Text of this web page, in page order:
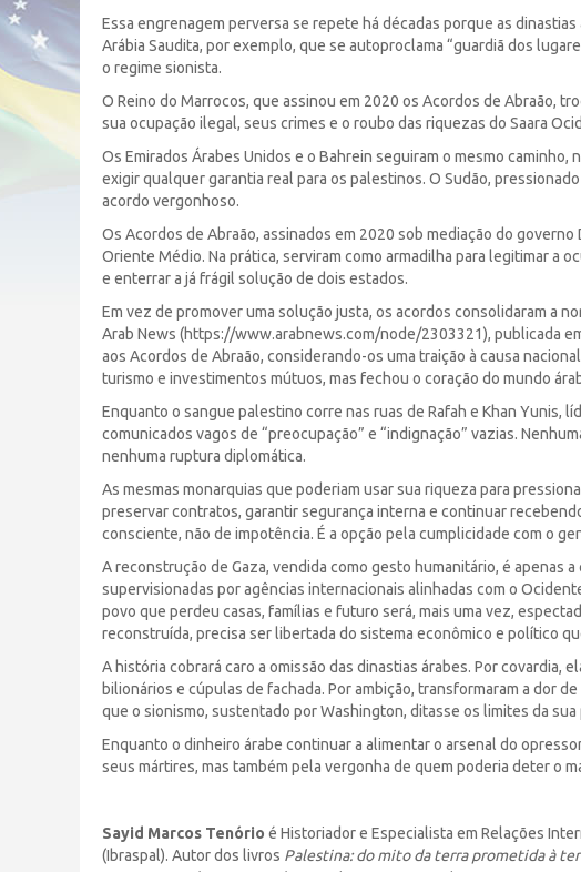
Essa engrenagem perversa se repete há décadas porque as
Arábia Saudita, por exemplo, que se autoproclama “guardiã dos
o regime sionista.
O Reino do Marrocos, que assinou em 2020 os Acordos de Abraão,
sua ocupação ilegal, seus crimes e o roubo das riquezas do Saara
Os Emirados Árabes Unidos e o Bahrein seguiram o mesmo
exigir qualquer garantia real para os palestinos. O Sudão,
acordo vergonhoso.
Os Acordos de Abraão, assinados em 2020 sob mediação do
Oriente Médio. Na prática, serviram como armadilha para legitimar a
e enterrar a já frágil solução de dois estados.
Em vez de promover uma solução justa, os acordos consolidaram a
Arab News (https://www.arabnews.com/node/2303321), publicada
aos Acordos de Abraão, considerando-os uma traição à causa
turismo e investimentos mútuos, mas fechou o coração do mundo
Enquanto o sangue palestino corre nas ruas de Rafah e Khan Yunis,
comunicados vagos de “preocupação” e “indignação” vazias.
nenhuma ruptura diplomática.
As mesmas monarquias que poderiam usar sua riqueza para
preservar contratos, garantir segurança interna e continuar
consciente, não de impotência. É a opção pela cumplicidade com o
A reconstrução de Gaza, vendida como gesto humanitário, é apenas
supervisionadas por agências internacionais alinhadas com o
povo que perdeu casas, famílias e futuro será, mais uma vez,
reconstruída, precisa ser libertada do sistema econômico e político
A história cobrará caro a omissão das dinastias árabes. Por covardia,
bilionários e cúpulas de fachada. Por ambição, transformaram a dor
que o sionismo, sustentado por Washington, ditasse os limites da sua
Enquanto o dinheiro árabe continuar a alimentar o arsenal do
seus mártires, mas também pela vergonha de quem poderia deter o
Sayid Marcos Tenório é Historiador e Especialista em Relações
(Ibraspal). Autor dos livros Palestina: do mito da terra prometida à